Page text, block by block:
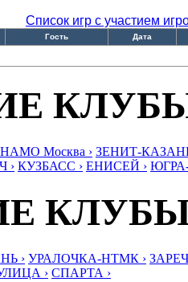
Список игр с участием
Гость Дата
Москва › ЗЕНИТ-
› КУЗБАСС › ЕНИСЕЙ ›
› УРАЛОЧКА-НТМК ›
› СПАРТА ›